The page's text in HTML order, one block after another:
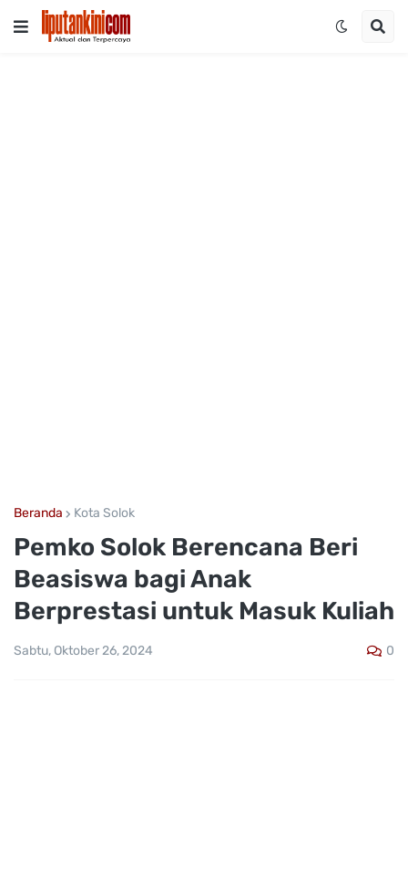
Beranda Kota Solok
Pemko Solok Berencana Beri
Beasiswa bagi Anak
Berprestasi untuk Masuk Kuliah
Sabtu, Oktober 26, 2024 0